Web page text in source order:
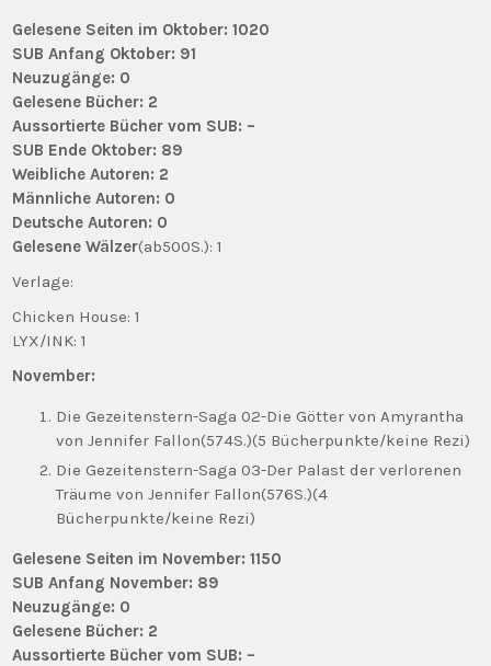
Gelesene Seiten im Oktober: 1020
SUB Anfang Oktober: 91
Neuzugänge: 0
Gelesene Bücher: 2
Aussortierte Bücher vom SUB: –
SUB Ende Oktober: 89
Weibliche Autoren: 2
Männliche Autoren: 0
Deutsche Autoren: 0
Gelesene Wälzer(ab500S.): 1
Verlage:
Chicken House: 1
LYX/INK: 1
November:
Die Gezeitenstern-Saga 02-Die Götter von Amyrantha
von Jennifer Fallon(574S.)(5 Bücherpunkte/keine Rezi)
Die Gezeitenstern-Saga 03-Der Palast der verlorenen
Träume von Jennifer Fallon(576S.)(4
Bücherpunkte/keine Rezi)
Gelesene Seiten im November: 1150
SUB Anfang November: 89
Neuzugänge: 0
Gelesene Bücher: 2
Aussortierte Bücher vom SUB: –